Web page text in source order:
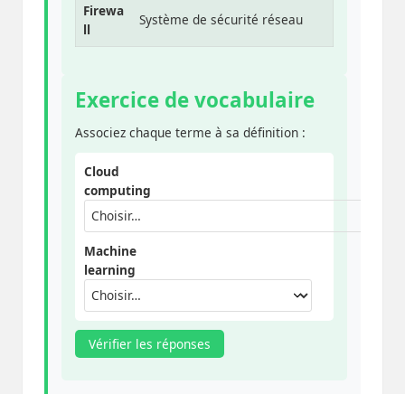
Firewa
ll
Système de sécurité réseau
Exercice de vocabulaire
Associez chaque terme à sa définition :
Cloud
computing
Machine
learning
Vérifier les réponses